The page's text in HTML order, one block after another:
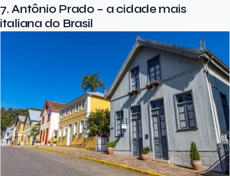
7. Antônio Prado – a cidade mais
italiana do Brasil